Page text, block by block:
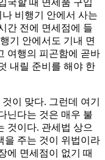
국할 때 면세품 구입
비행기 안에서 사는
간 전에 면세점에 들
기 안에서도 기내 면
여행의 피곤함에 곧바
내릴 준비를 해야 한
이 맞다. 그런데 여기
닌다는 것은 매우 불
것이다. 관세법 상으
을 주는 것이 위법이라
에 면세점이 없기 때